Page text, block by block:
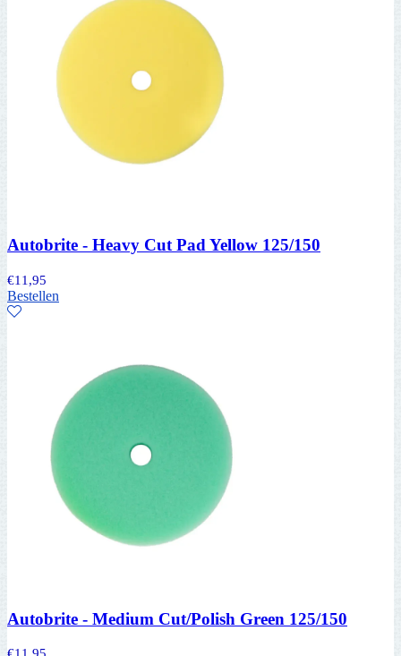
Autobrite - Heavy Cut Pad Yellow 125/150
€11,95
Bestellen
Autobrite - Medium Cut/Polish Green 125/150